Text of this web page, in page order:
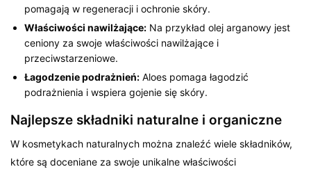
pomagają w regeneracji i ochronie skóry.
Właściwości nawilżające: Na przykład olej arganowy jest
ceniony za swoje właściwości nawilżające i
przeciwstarzeniowe.
Łagodzenie podrażnień: Aloes pomaga łagodzić
podrażnienia i wspiera gojenie się skóry.
Najlepsze składniki naturalne i organiczne
W kosmetykach naturalnych można znaleźć wiele składników,
które są doceniane za swoje unikalne właściwości